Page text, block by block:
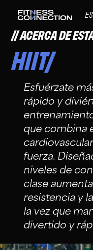
ES
ACERCA DE
HIIT/
Esfuérzate
rápido y
que combina
fuerza.
niveles de
clase
resistencia y
la vez que
divertido y